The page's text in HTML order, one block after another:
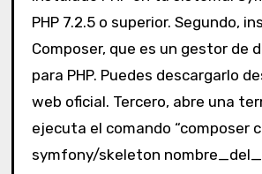
PHP 7.2.5 o superior. Segundo,
Composer, que es un gestor de
para PHP. Puedes descargarlo
web oficial. Tercero, abre una
ejecuta el comando “composer
symfony/skeleton